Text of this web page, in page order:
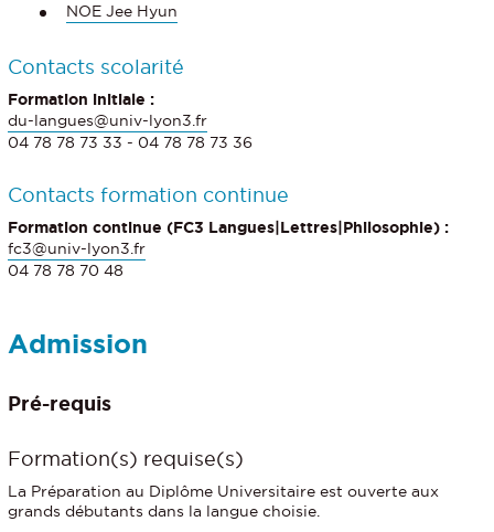
NOE Jee Hyun
Contacts scolarité
Formation initiale :
du-langues@univ-lyon3.fr
04 78 78 73 33 - 04 78 78 73 36
Contacts formation continue
Formation continue (FC3 Langues|Lettres|Philosophie) :
fc3@univ-lyon3.fr
04 78 78 70 48
Admission
Pré-requis
Formation(s) requise(s)
La Préparation au Diplôme Universitaire est ouverte aux
grands débutants dans la langue choisie.